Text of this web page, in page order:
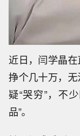
近日，闫学晶
挣个几十万，
疑“哭穷”，不
品”。